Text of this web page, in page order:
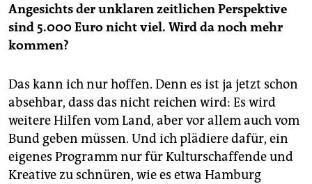
Angesichts der unklaren zeitlichen Perspektive
sind 5.000 Euro nicht viel. Wird da noch mehr
kommen?
Das kann ich nur hoffen. Denn es ist ja jetzt schon
absehbar, dass das nicht reichen wird: Es wird
weitere Hilfen vom Land, aber vor allem auch vom
Bund geben müssen. Und ich plädiere dafür, ein
eigenes Programm nur für Kulturschaffende und
Kreative zu schnüren, wie es etwa Hamburg